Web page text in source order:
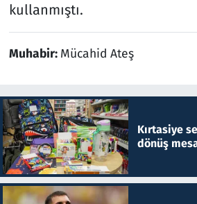
kullanmıştı.
Muhabir: Mücahid Ateş
Kırtasiye
dönüş